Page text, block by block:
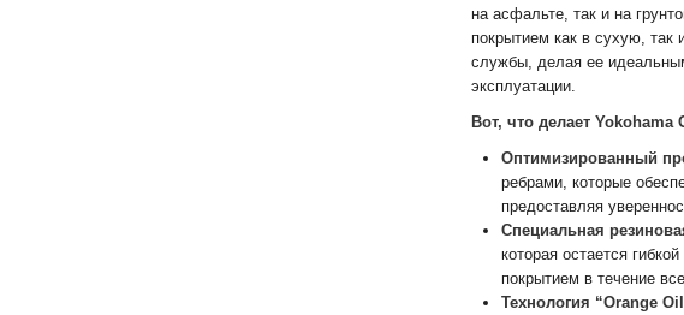
на асфальте, так и на
покрытием как в сухую, так
службы, делая ее
эксплуатации.
Вот, что делает
Оптимизированный
ребрами, которые
предоставляя
Специальная
которая остается
покрытием в течение
Технология “Orange